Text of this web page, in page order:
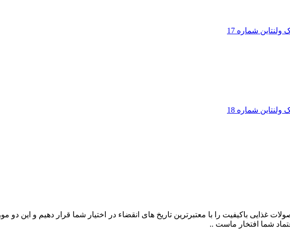
غذایی باکیفیت را با معتبرترین تاریخ های انقضاء در اختیار شما قرار دهیم و این
شما افتخار ماست ..